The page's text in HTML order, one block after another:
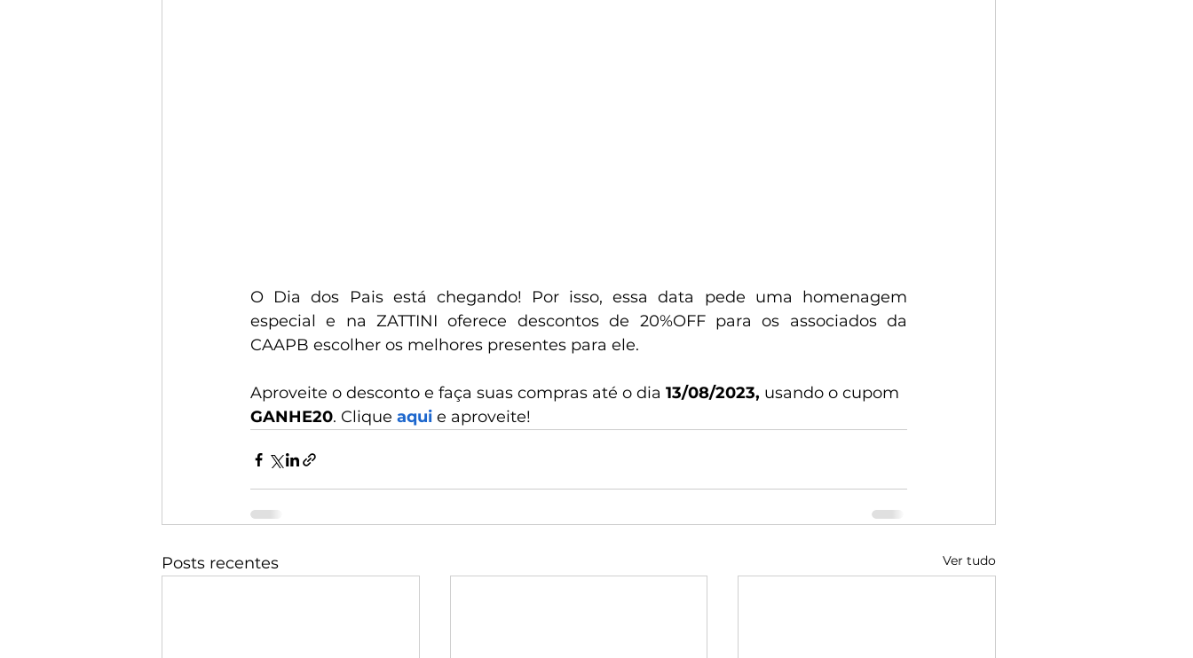
O Dia dos Pais está chegando! Por isso, essa data pede uma homenagem
especial e na ZATTINI oferece descontos de 20%OFF para os associados da
CAAPB escolher os melhores presentes para ele.
Aproveite o desconto e faça suas compras até o dia 13/08/2023, usando o cupom
GANHE20. Clique aqui e aproveite!
Posts recentes Ver tudo